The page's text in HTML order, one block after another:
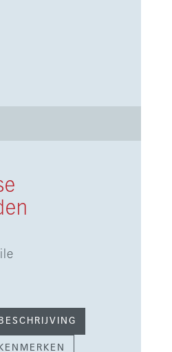
BESCHRIJVING
KENMERKEN